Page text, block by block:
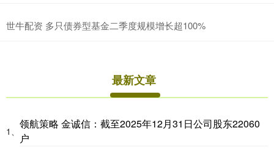
世牛配资 多只债券型基金二季度规模增长超100%
最新文章
1、
领航策略 金诚信：截至2025年12月31日公司股东22060
户